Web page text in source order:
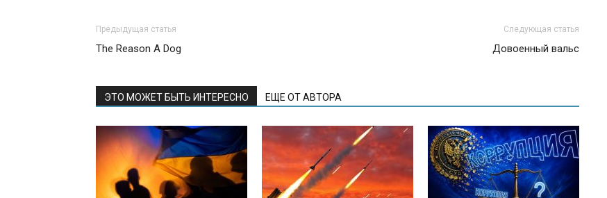
Предыдущая статья
The Reason A Dog
Следующая статья
Довоенный вальс
ЭТО МОЖЕТ БЫТЬ ИНТЕРЕСНО ЕЩЕ ОТ АВТОРА